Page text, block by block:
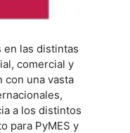
las distintas
comercial y
con una vasta
a los distintos
para PyMES y